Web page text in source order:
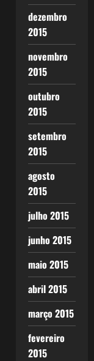
dezembro
2015
novembro
2015
outubro
2015
setembro
2015
agosto
2015
julho 2015
junho 2015
maio 2015
abril 2015
março 2015
fevereiro
2015